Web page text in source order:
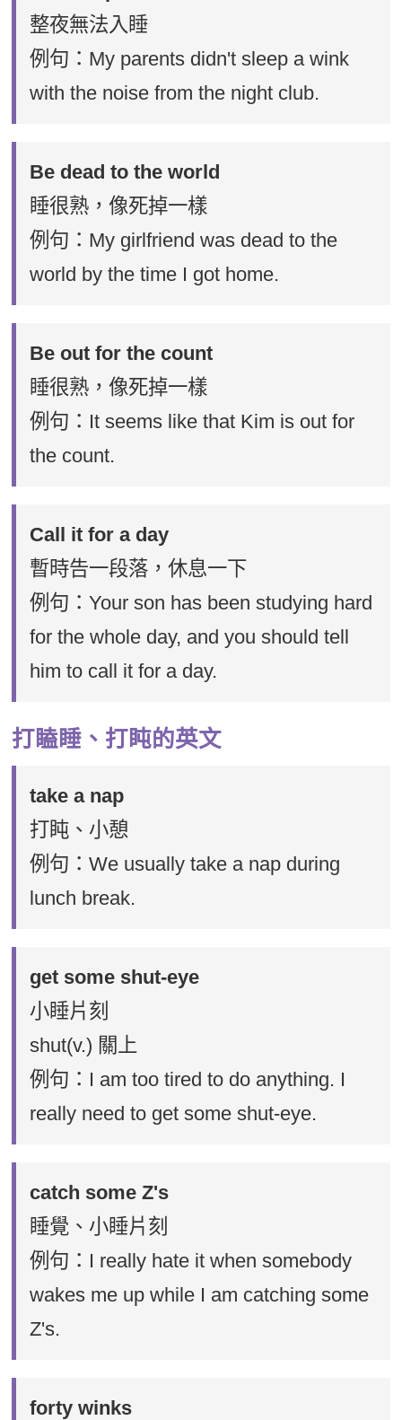
整夜無法入睡
例句：My parents didn't sleep a wink
with the noise from the night club.
Be dead to the world
睡很熟，像死掉一樣
例句：My girlfriend was dead to the
world by the time I got home.
Be out for the count
睡很熟，像死掉一樣
例句：It seems like that Kim is out for
the count.
Call it for a day
暫時告一段落，休息一下
例句：Your son has been studying hard
for the whole day, and you should tell
him to call it for a day.
打瞌睡、打盹的英文
take a nap
打盹、小憩
例句：We usually take a nap during
lunch break.
get some shut-eye
小睡片刻
shut(v.) 關上
例句：I am too tired to do anything. I
really need to get some shut-eye.
catch some Z's
睡覺、小睡片刻
例句：I really hate it when somebody
wakes me up while I am catching some
Z's.
forty winks